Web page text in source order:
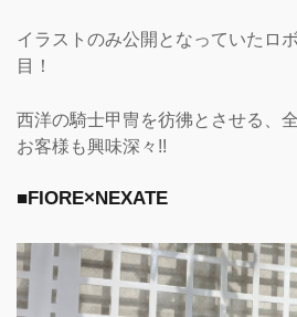
イラストのみ公開となっていたロ
目！
西洋の騎士甲冑を彷彿とさせる、
お客様も興味深々!!
■FIORE×NEXATE